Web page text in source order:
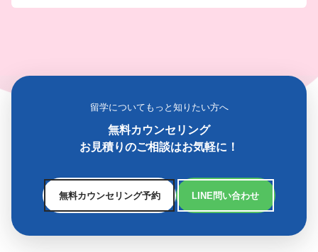
留学についてもっと知りたい方へ
無料カウンセリング
お見積りのご相談はお気軽に！
無料カウンセリング予約 LINE問い合わせ